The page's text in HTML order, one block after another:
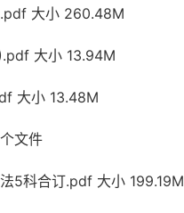
大小 260.48M
大小 13.94M
大小 13.48M
文件
5科合订.pdf 大小 199.19M